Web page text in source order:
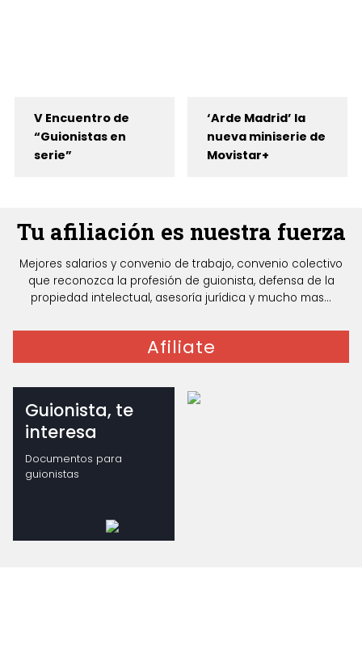
V Encuentro de
“Guionistas en
serie”
‘Arde Madrid’ la
nueva miniserie de
Movistar+
Tu afiliación es nuestra fuerza
Mejores salarios y convenio de trabajo, convenio colectivo
que reconozca la profesión de guionista, defensa de la
propiedad intelectual, asesoría jurídica y mucho mas...
Afiliate
Guionista, te
interesa
Documentos para
guionistas